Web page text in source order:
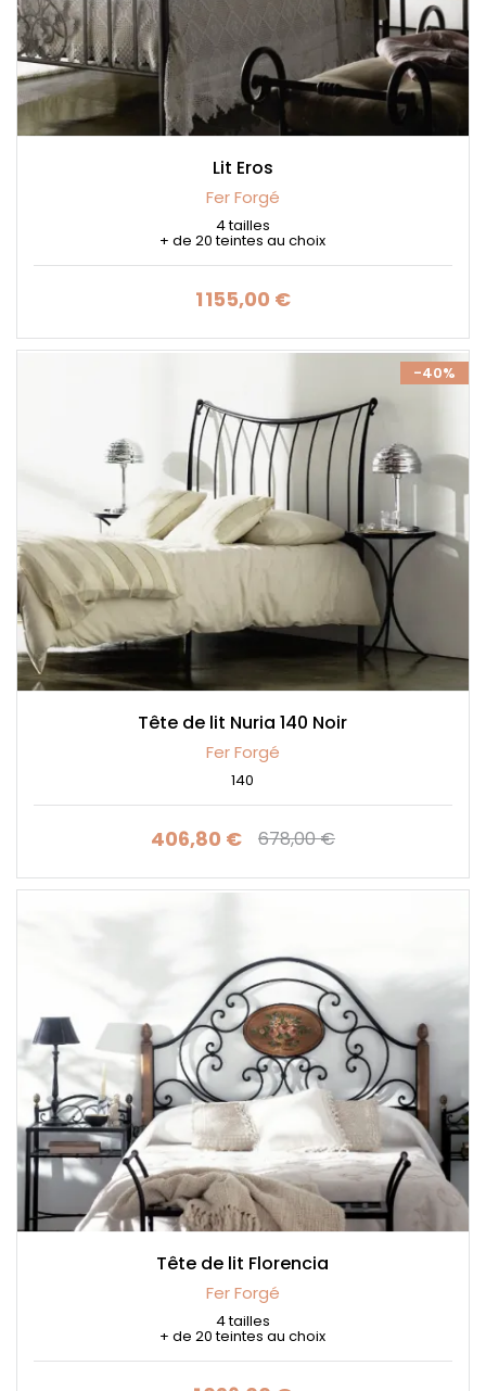
Lit Eros
Fer Forgé
4 tailles
+ de 20 teintes au choix
Prix
1 155,00 €
-40%
Tête de lit Nuria 140 Noir
Fer Forgé
140
Prix
406,80 €Prix de base
678,00 €
Tête de lit Florencia
Fer Forgé
4 tailles
+ de 20 teintes au choix